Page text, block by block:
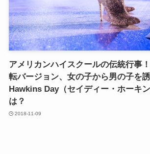
アメリカンハイスクールの伝統行事
転バージョン、女の子から男の子を
Hawkins Day（セイディー・ホーキ
は？
2018-11-09